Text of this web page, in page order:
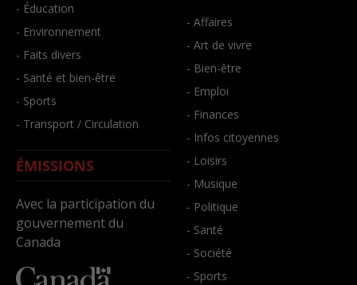
- Éducation
- Environnement
- Faits divers
- Santé et bien-être
- Sports
- Transport / Circulation
ÉMISSIONS
Avec la participation du
gouvernement du
Canada
- Affaires
- Art de vivre
- Bien-être
- Emploi
- Finances
- Infos citoyennes
- Loisirs
- Musique
- Politique
- Santé
- Société
- Sports